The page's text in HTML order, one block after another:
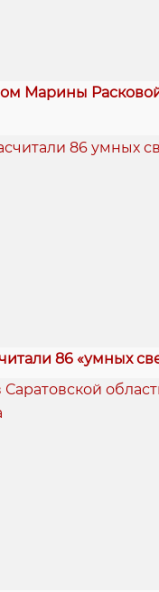
Марины
86 «умных